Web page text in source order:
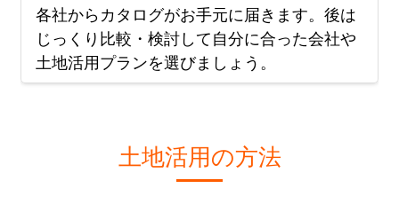
各社からカタログがお手元に届きます。後は
じっくり比較・検討して自分に合った会社や
土地活用プランを選びましょう。
土地活用の方法